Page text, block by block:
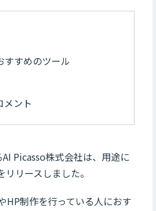
すすめのツール
メント
Picasso株式会社は、用途に
リースしました。
HP制作を行っている人におす